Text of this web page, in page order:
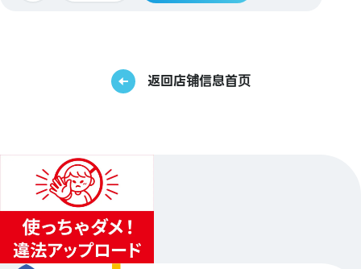
返回店铺信息首页